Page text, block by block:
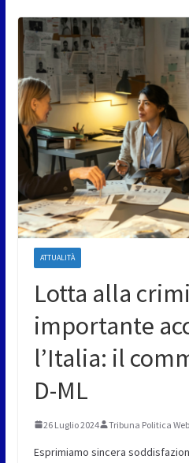
ATTUALITÀ
Lotta alla
importante
l’Italia: il
D-ML
26 Luglio 2024 Tribuna Politica Web
Esprimiamo sincera